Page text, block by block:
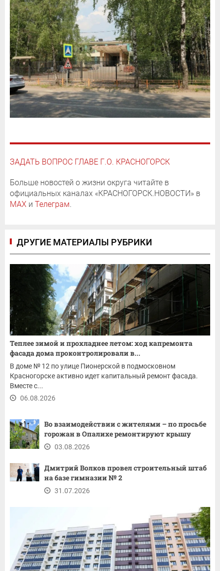
ЗАДАТЬ ВОПРОС ГЛАВЕ Г.О. КРАСНОГОРСК
Больше новостей о жизни округа читайте в
официальных каналах «КРАСНОГОРСК.НОВОСТИ» в
MAX и Телеграм.
ДРУГИЕ МАТЕРИАЛЫ РУБРИКИ
Теплее зимой и прохладнее летом: ход капремонта
фасада дома проконтролировали в...
В доме № 12 по улице Пионерской в подмосковном
Красногорске активно идет капитальный ремонт фасада.
Вместе с...
06.08.2026
Во взаимодействии с жителями – по просьбе
горожан в Опалихе ремонтируют крышу
03.08.2026
Дмитрий Волков провел строительный штаб
на базе гимназии № 2
31.07.2026